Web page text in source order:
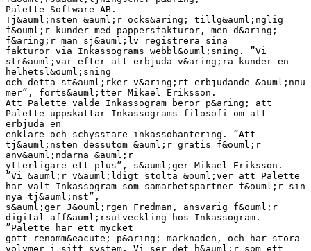
Palette Software AB.
Tj&auml;nsten &auml;r ocks&aring; tillg&auml;nglig
f&ouml;r kunder med pappersfakturor, men d&aring;
f&aring;r man sj&auml;lv registrera sina
fakturor via Inkassograms webbl&ouml;sning. ”Vi
str&auml;var efter att erbjuda v&aring;ra kunder en
helhetsl&ouml;sning
och detta st&auml;rker v&aring;rt erbjudande &auml;nnu
mer”, forts&auml;tter Mikael Eriksson.
Att Palette valde Inkassogram beror p&aring; att
Palette uppskattar Inkassograms filosofi om att
erbjuda en
enklare och schysstare inkassohantering. ”Att
tj&auml;nsten dessutom &auml;r gratis f&ouml;r
anv&auml;ndarna &auml;r
ytterligare ett plus”, s&auml;ger Mikael Eriksson.
”Vi &auml;r v&auml;ldigt stolta &ouml;ver att Palette
har valt Inkassogram som samarbetspartner f&ouml;r sin
nya tj&auml;nst”,
s&auml;ger J&ouml;rgen Fredman, ansvarig f&ouml;r
digital aff&auml;rsutveckling hos Inkassogram.
”Palette har ett mycket
gott renomm&eacute; p&aring; marknaden, och har stora
volymer i sitt system. Vi ser det h&auml;r som ett